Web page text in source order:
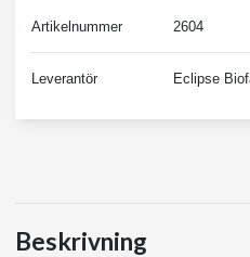
Artikelnummer 2604
Leverantör Eclipse
Beskrivning